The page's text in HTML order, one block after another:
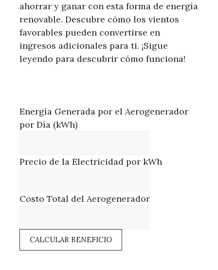
ahorrar y ganar con esta forma de energía
renovable. Descubre cómo los vientos
favorables pueden convertirse en
ingresos adicionales para ti. ¡Sigue
leyendo para descubrir cómo funciona!
Energía Generada por el Aerogenerador
por Día (kWh)
Precio de la Electricidad por kWh
Costo Total del Aerogenerador
CALCULAR BENEFICIO